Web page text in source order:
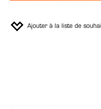
Ajouter à la liste de